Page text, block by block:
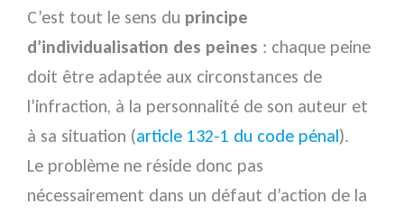
C’est tout le sens du principe
d’individualisation des peines : chaque peine
doit être adaptée aux circonstances de
l’infraction, à la personnalité de son auteur et
à sa situation (article 132-1 du code pénal).
Le problème ne réside donc pas
nécessairement dans un défaut d’action de la